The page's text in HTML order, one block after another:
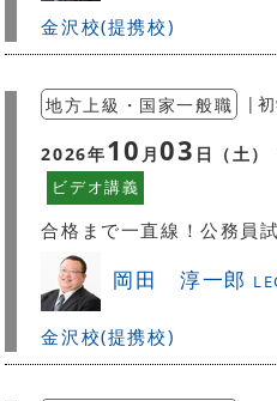
金沢校(提携校)
地方上級・国家一般職 |
2026年10 月03 日（土）
ビデオ講義
合格まで一直線！公務員
岡田 淳一郎
金沢校(提携校)